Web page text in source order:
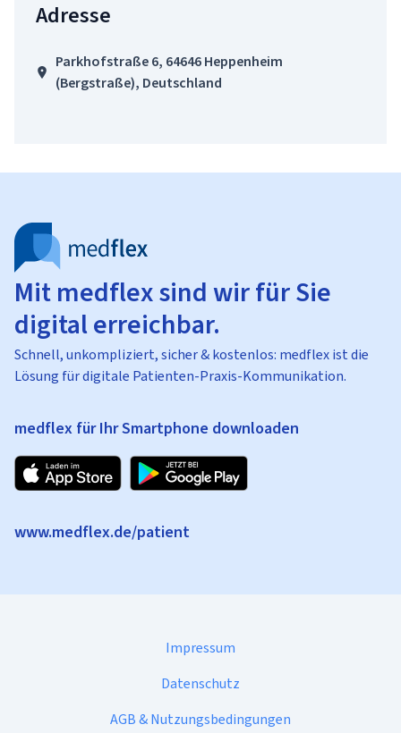
Adresse
Parkhofstraße 6, 64646 Heppenheim
(Bergstraße), Deutschland
Mit medflex sind wir für Sie
digital erreichbar.
Schnell, unkompliziert, sicher & kostenlos: medflex ist die
Lösung für digitale Patienten-Praxis-Kommunikation.
medflex für Ihr Smartphone downloaden
www.medflex.de/patient
Impressum
Datenschutz
AGB & Nutzungsbedingungen